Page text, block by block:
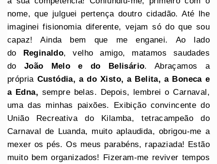
nome, que julguei pertença doutro cidadão. Até lhe
imaginei fisionomia diferente, vejam só do que sou
capaz! Ainda bem que me enganei. Ao lado
do Reginaldo, velho amigo, matamos saudades
do João Melo e do Belisário. Abraçamos a
própria Custódia, a do Xisto, a Belita, a Boneca e
a Edna, sempre belas. Depois, lembrei o Carnaval,
uma das minhas paixões. Exibição convincente do
União Recreativa do Kilamba, tetracampeão do
Carnaval de Luanda, muito aplaudida, obrigou-me a
mexer os pés. Os meus parabéns, rapaziada! Estão
muito bem organizados! Fizeram-me reviver tempos